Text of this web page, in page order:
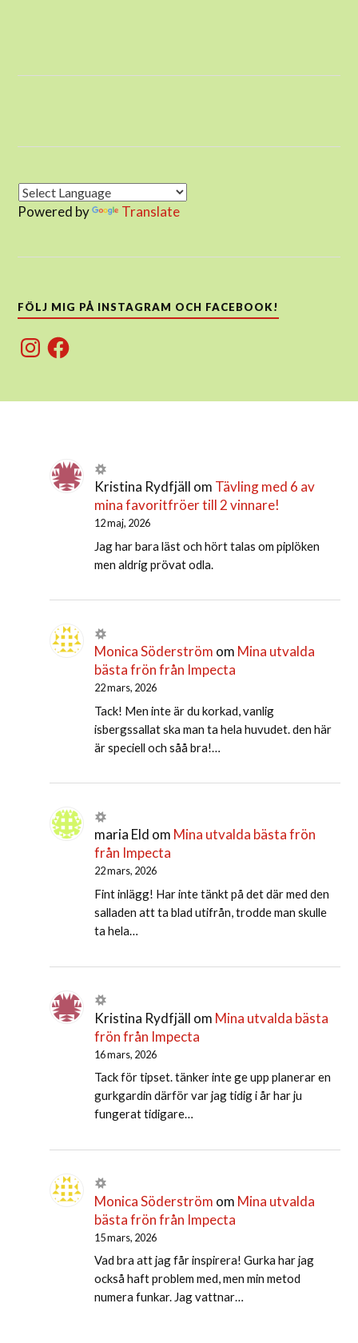
Powered by Translate
FÖLJ MIG PÅ INSTAGRAM OCH FACEBOOK!
InstagramFacebook
Kristina Rydfjäll om Tävling med 6 av
mina favoritfröer till 2 vinnare!
12 maj, 2026
Jag har bara läst och hört talas om piplöken
men aldrig prövat odla.
Monica Söderström om Mina utvalda
bästa frön från Impecta
22 mars, 2026
Tack! Men inte är du korkad, vanlig
isbergssallat ska man ta hela huvudet. den här
är speciell och såå bra!…
maria Eld om Mina utvalda bästa frön
från Impecta
22 mars, 2026
Fint inlägg! Har inte tänkt på det där med den
salladen att ta blad utifrån, trodde man skulle
ta hela…
Kristina Rydfjäll om Mina utvalda bästa
frön från Impecta
16 mars, 2026
Tack för tipset. tänker inte ge upp planerar en
gurkgardin därför var jag tidig i år har ju
fungerat tidigare…
Monica Söderström om Mina utvalda
bästa frön från Impecta
15 mars, 2026
Vad bra att jag får inspirera! Gurka har jag
också haft problem med, men min metod
numera funkar. Jag vattnar…